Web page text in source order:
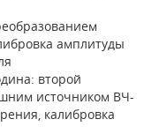
амплитуды
второй
источником ВЧ-
калибровка